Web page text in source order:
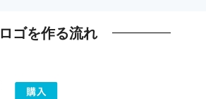
ロゴを作る流れ